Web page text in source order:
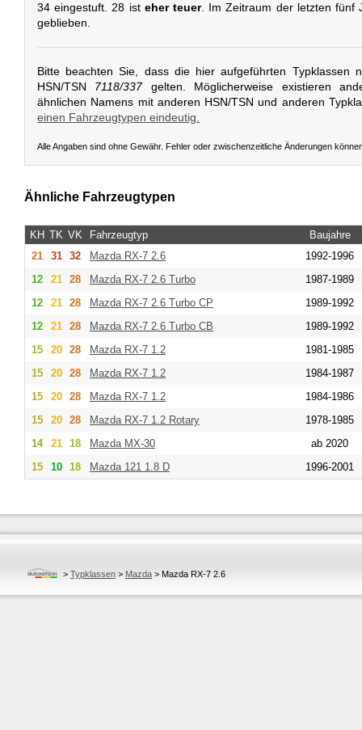
34 eingestuft. 28 ist eher teuer. Im Zeitraum der letzten fünf
geblieben.
Bitte beachten Sie, dass die hier aufgeführten Typklassen
HSN/TSN 7118/337gelten. Möglicherweise existieren
ähnlichen Namens mit anderen HSN/TSN und anderen
einen Fahrzeugtypen eindeutig.
Alle Angaben sind ohne Gewähr. Fehler oder zwischenzeitliche Änderungen
Ähnliche Fahrzeugtypen
KH TK VK Fahrzeugtyp
Baujahre
21
31 32 Mazda RX-7 2.6
1992-1996
12
21 28 Mazda RX-7 2.6 Turbo
1987-1989
12
21 28 Mazda RX-7 2.6 Turbo CP
1989-1992
12
21 28 Mazda RX-7 2.6 Turbo CB
1989-1992
15
20 28 Mazda RX-7 1.2
1981-1985
15
20 28 Mazda RX-7 1.2
1984-1987
15
20 28 Mazda RX-7 1.2
1984-1986
15
20 28 Mazda RX-7 1.2 Rotary
1978-1985
14
21 18 Mazda MX-30
ab 2020
15
10 18 Mazda 121 1.8 D 1996-2001
> Typklassen > Mazda > Mazda RX-7 2.6